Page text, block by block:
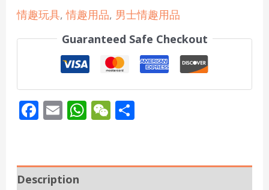
情趣玩具,情趣用品, 男士情趣用品
Guaranteed Safe Checkout
Facebook
EmailWhatsApp
WeChat
Share
Description